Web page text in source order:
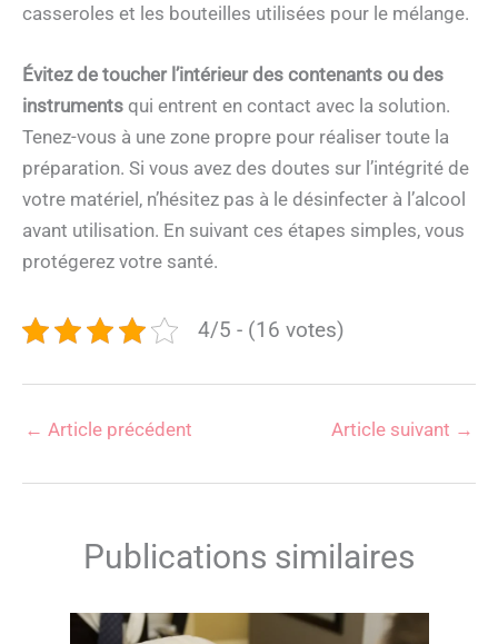
casseroles et les bouteilles utilisées pour le mélange.
Évitez de toucher l’intérieur des contenants ou des
instruments qui entrent en contact avec la solution.
Tenez-vous à une zone propre pour réaliser toute la
préparation. Si vous avez des doutes sur l’intégrité de
votre matériel, n’hésitez pas à le désinfecter à l’alcool
avant utilisation. En suivant ces étapes simples, vous
protégerez votre santé.
4/5 - (16 votes)
← Article précédent Article suivant →
Publications similaires